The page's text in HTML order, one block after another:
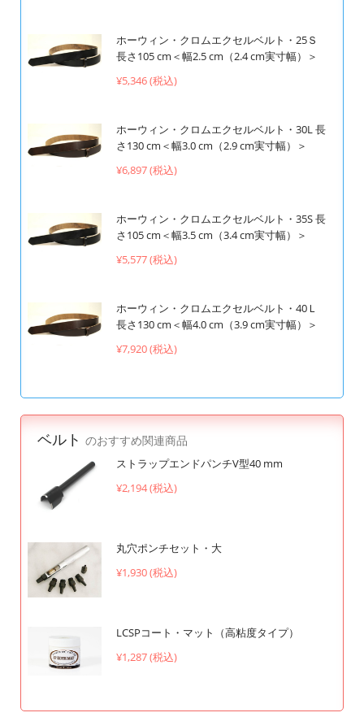
ホーウィン・クロムエクセルベルト・25Ｓ
長さ105 cm＜幅2.5 cm（2.4 cm実寸幅）＞
¥5,346 (税込)
ホーウィン・クロムエクセルベルト・30L 長
さ130 cm＜幅3.0 cm（2.9 cm実寸幅）＞
¥6,897 (税込)
ホーウィン・クロムエクセルベルト・35S 長
さ105 cm＜幅3.5 cm（3.4 cm実寸幅）＞
¥5,577 (税込)
ホーウィン・クロムエクセルベルト・40Ｌ
長さ130 cm＜幅4.0 cm（3.9 cm実寸幅）＞
¥7,920 (税込)
ベルト のおすすめ関連商品
ストラップエンドパンチV型40 mm
¥2,194 (税込)
丸穴ポンチセット・大
¥1,930 (税込)
LCSPコート・マット（高粘度タイプ）
¥1,287 (税込)